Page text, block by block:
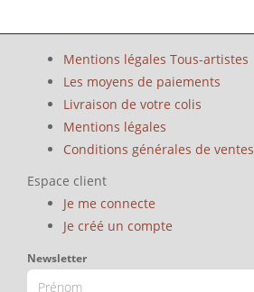
Mentions légales Tous-artistes
Les moyens de paiements
Livraison de votre colis
Mentions légales
Conditions générales de ventes
Espace client
Je me connecte
Je créé un compte
Newsletter